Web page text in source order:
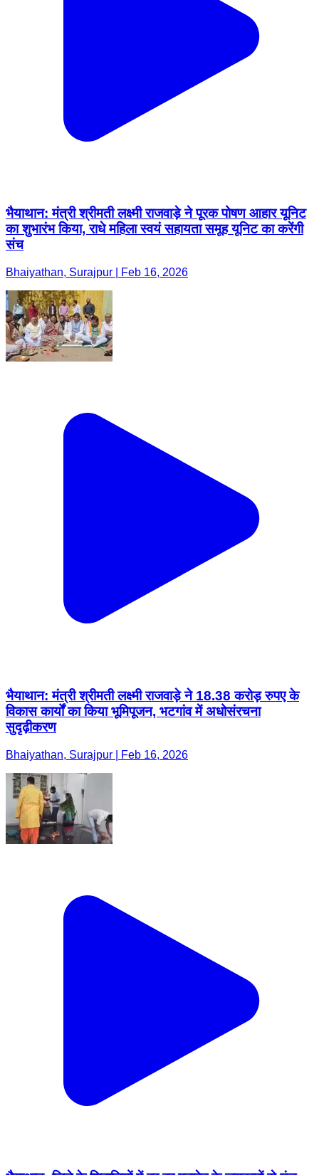
भैयाथान: मंत्री श्रीमती लक्ष्मी राजवाड़े ने पूरक पोषण आहार यूनिट
का शुभारंभ किया, राधे महिला स्वयं सहायता समूह यूनिट का करेंगी
संच
Bhaiyathan, Surajpur | Feb 16, 2026
भैयाथान: मंत्री श्रीमती लक्ष्मी राजवाड़े ने 18.38 करोड़ रुपए के
विकास कार्यों का किया भूमिपूजन, भटगांव में अधोसंरचना
सुदृढ़ीकरण
Bhaiyathan, Surajpur | Feb 16, 2026